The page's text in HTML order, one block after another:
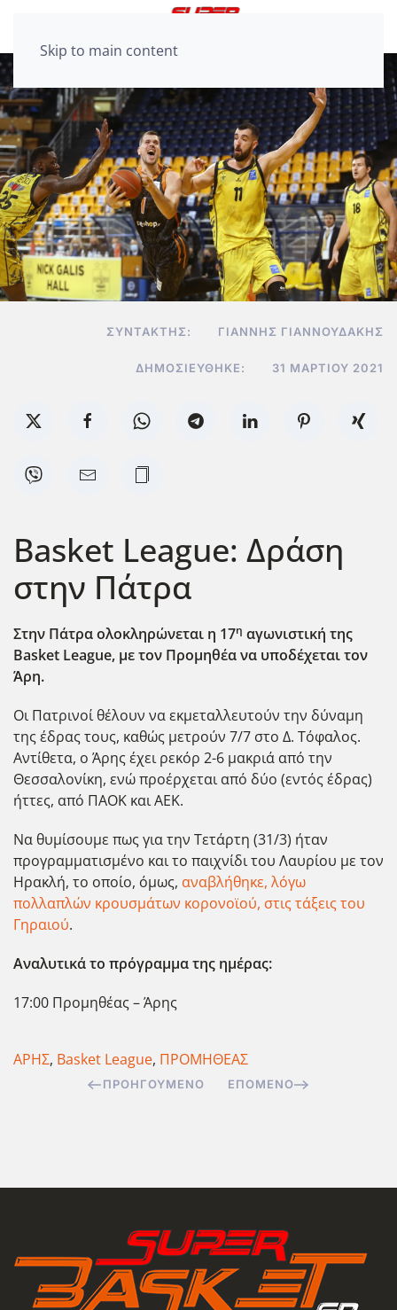
Skip to main content
ΣΥΝΤΆΚΤΗΣ: ΓΙΆΝΝΗΣ ΓΙΑΝΝΟΥΔΆΚΗΣ
ΔΗΜΟΣΙΕΎΘΗΚΕ: 31 ΜΑΡΤΊΟΥ 2021
Basket League: Δράση
στην Πάτρα
Στην Πάτρα ολοκληρώνεται η 17η αγωνιστική της
Basket League, με τον Προμηθέα να υποδέχεται τον
Άρη.
Οι Πατρινοί θέλουν να εκμεταλλευτούν την δύναμη
της έδρας τους, καθώς μετρούν 7/7 στο Δ. Τόφαλος.
Αντίθετα, ο Άρης έχει ρεκόρ 2-6 μακριά από την
Θεσσαλονίκη, ενώ προέρχεται από δύο (εντός έδρας)
ήττες, από ΠΑΟΚ και ΑΕΚ.
Να θυμίσουμε πως για την Τετάρτη (31/3) ήταν
προγραμματισμένο και το παιχνίδι του Λαυρίου με τον
Ηρακλή, το οποίο, όμως, αναβλήθηκε, λόγω
πολλαπλών κρουσμάτων κορονοϊού, στις τάξεις του
Γηραιού.
Αναλυτικά το πρόγραμμα της ημέρας:
17:00 Προμηθέας – Άρης
ΑΡΗΣ, Basket League, ΠΡΟΜΗΘΕΑΣ
ΠΡΟΗΓΟΎΜΕΝΟ ΕΠΌΜΕΝΟ